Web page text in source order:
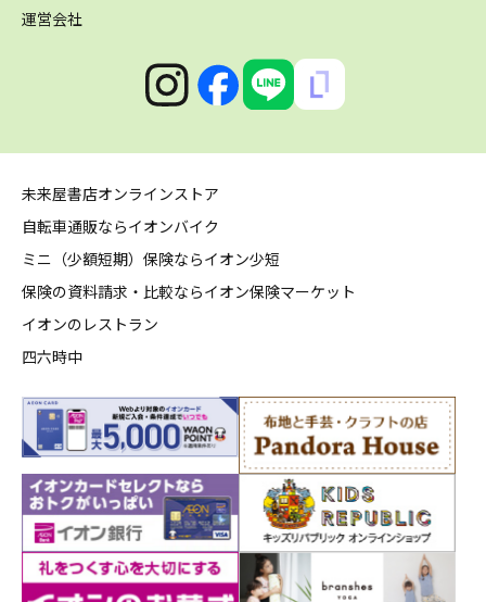
運営会社
未来屋書店オンラインストア
自転車通販ならイオンバイク
ミニ（少額短期）保険ならイオン少短
保険の資料請求・比較ならイオン保険マーケット
イオンのレストラン
四六時中